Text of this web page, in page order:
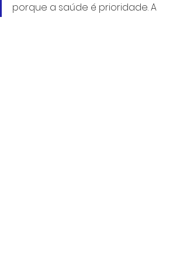
porque a saúde é prioridade. A